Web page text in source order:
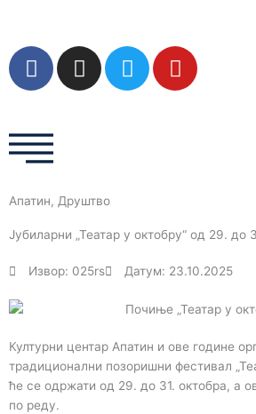
садржај
F
a
b
o
k
I
n
a
m
T
w
Y
o
Апатин, Друштво
Јубиларни „Театар у октобру“ од 29. до
Извор: 025rs Датум: 23.10.2025
Културни центар Апатин и ове године
традиционални позоришни фестивал
ће се одржати од 29. до 31. октобра, а
по реду.